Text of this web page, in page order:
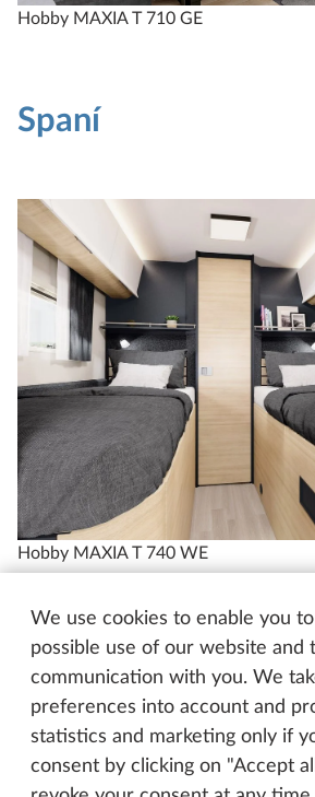
We use cookies to enable you
possible use of our website and
communication with you. We
preferences into account and
statistics and marketing only if
consent by clicking on "Accept
Hobby MAXIA T 710 GE
Spaní
Hobby MAXIA T 740 WE
I na cestách se můžete
doma
V modelu Hobby Maxia T je volba
protože půdorysy nabízejí různá
přesně podle vašich preferencí.
dvě pohodlná samostatná lůžka,